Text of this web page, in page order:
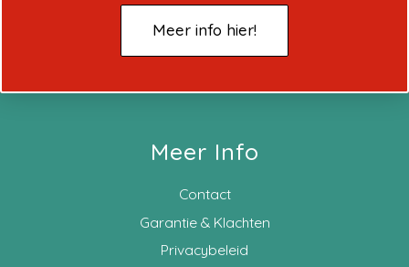
Meer info hier!
Meer Info
Contact
Garantie & Klachten
Privacybeleid